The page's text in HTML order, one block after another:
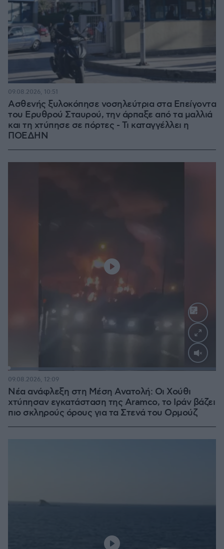
Ασθενής ξυλοκόπησε νοσηλεύτρια στα Επείγοντα
του Ερυθρού Σταυρού, την άρπαξε από τα μαλλιά
και τη χτύπησε σε πόρτες - Τι καταγγέλλει η
ΠΟΕΔΗΝ
09.08.2026, 10:51
Νέα ανάφλεξη στη Μέση Ανατολή: Οι Χούθι
χτύπησαν εγκατάσταση της Aramco, το Ιράν βάζει
πιο σκληρούς όρους για τα Στενά του Ορμούζ
09.08.2026, 12:09